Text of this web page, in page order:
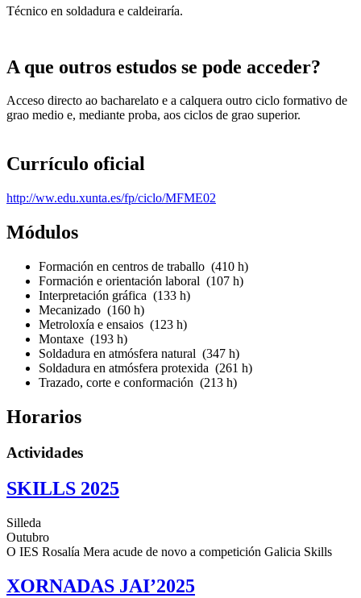
Técnico en soldadura e caldeiraría.
A que outros estudos se pode acceder?
Acceso directo ao bacharelato e a calquera outro ciclo formativo de
grao medio e, mediante proba, aos ciclos de grao superior.
Currículo oficial
http://ww.edu.xunta.es/fp/ciclo/MFME02
Módulos
Formación en centros de traballo (410 h)
Formación e orientación laboral (107 h)
Interpretación gráfica (133 h)
Mecanizado (160 h)
Metroloxía e ensaios (123 h)
Montaxe (193 h)
Soldadura en atmósfera natural (347 h)
Soldadura en atmósfera protexida (261 h)
Trazado, corte e conformación (213 h)
Horarios
Actividades
SKILLS 2025
Silleda
Outubro
O IES Rosalía Mera acude de novo a competición Galicia Skills
XORNADAS JAI’2025